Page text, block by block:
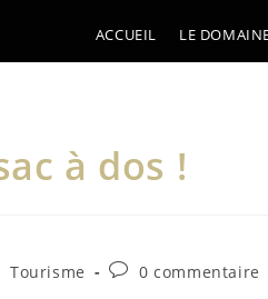
ACCUEIL LE
à dos !
Tourisme
Commentaires
0 commentaire